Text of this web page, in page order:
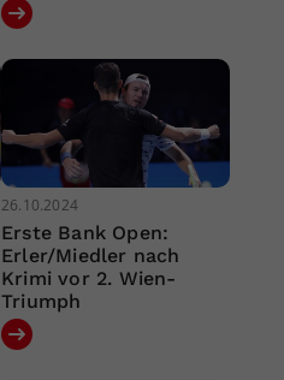
26.10.2024
Erste Bank Open:
Erler/Miedler nach
Krimi vor 2. Wien-
Triumph